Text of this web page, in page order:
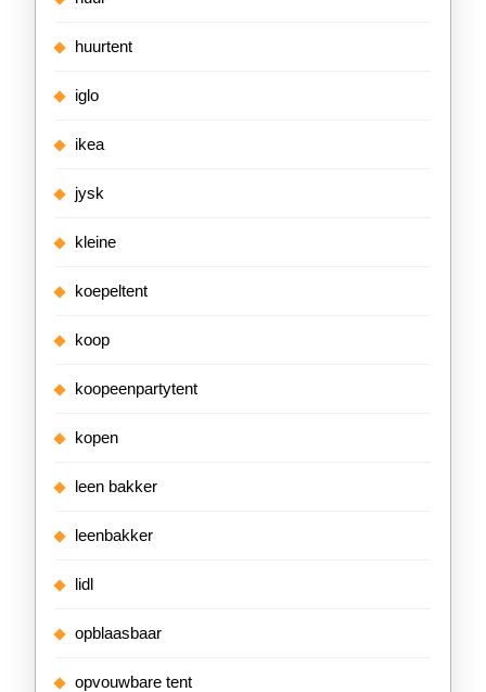
huurtent
iglo
ikea
jysk
kleine
koepeltent
koop
koopeenpartytent
kopen
leen bakker
leenbakker
lidl
opblaasbaar
opvouwbare tent